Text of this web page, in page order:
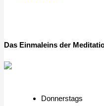
Das Einmaleins der
Donnerstags